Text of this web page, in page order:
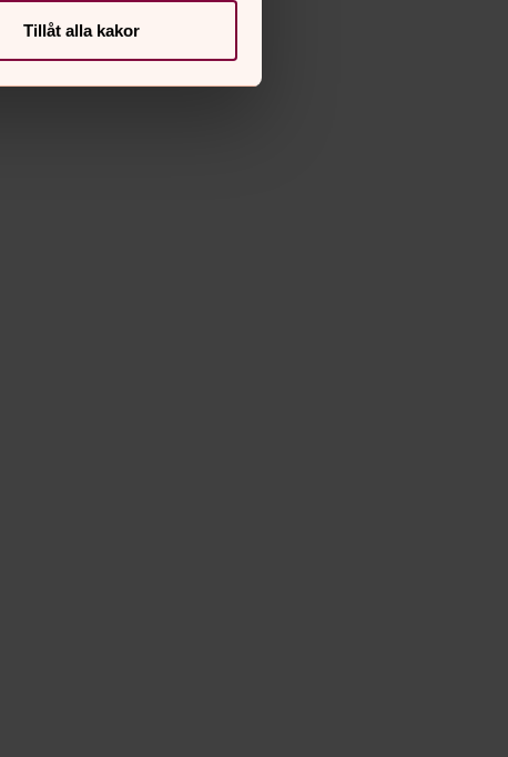
Tillåt alla kakor
Church